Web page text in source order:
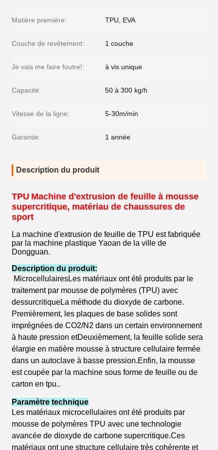
Matière première: TPU, EVA
Couche de revêtement: 1 couche
Je vais me faire foutre!: à vis unique
Capacité: 50 à 300 kg/h
Vitesse de la ligne: 5-30m/min
Garantie: 1 année
Description du produit
TPU Machine d'extrusion de feuille à mousse
supercritique, matériau de chaussures de
sport
La machine d'extrusion de feuille de TPU est fabriquée
par la machine plastique Yaoan de la ville de
Dongguan.
Description du produit:
MicrocellulairesLes matériaux ont été produits par le
traitement par mousse de polymères (TPU) avec
dessurcritiqueLa méthode du dioxyde de carbone.
Premièrement, les plaques de base solides sont
imprégnées de CO2/N2 dans un certain environnement
à haute pression etDeuxièmement, la feuille solide sera
élargie en matière mousse à structure cellulaire fermée
dans un autoclave à basse pression.Enfin, la mousse
est coupée par la machine sous forme de feuille ou de
carton en tpu..
Paramètre technique
Les matériaux microcellulaires ont été produits par
mousse de polymères TPU avec une technologie
avancée de dioxyde de carbone supercritique.Ces
matériaux ont une structure cellulaire très cohérente et